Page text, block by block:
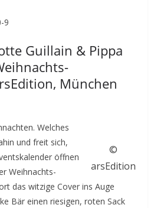
9
Guillain & Pippa
München
©
arsEdition
Welches
und freit sich,
öffnen
Weihnachts-
das witzige Cover ins Auge
Bär einen riesigen, roten Sack